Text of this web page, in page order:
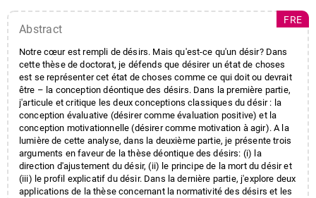
Abstract
Notre cœur est rempli de désirs. Mais qu'est-ce qu'un désir? Dans
cette thèse de doctorat, je défends que désirer un état de choses
est se représenter cet état de choses comme ce qui doit ou devrait
être – la conception déontique des désirs. Dans la première partie,
j'articule et critique les deux conceptions classiques du désir : la
conception évaluative (désirer comme évaluation positive) et la
conception motivationnelle (désirer comme motivation à agir). A la
lumière de cette analyse, dans la deuxième partie, je présente trois
arguments en faveur de la thèse déontique des désirs: (i) la
direction d'ajustement du désir, (ii) le principe de la mort du désir et
(iii) le profil explicatif du désir. Dans la dernière partie, j'explore deux
applications de la thèse concernant la normativité des désirs et les
FRE